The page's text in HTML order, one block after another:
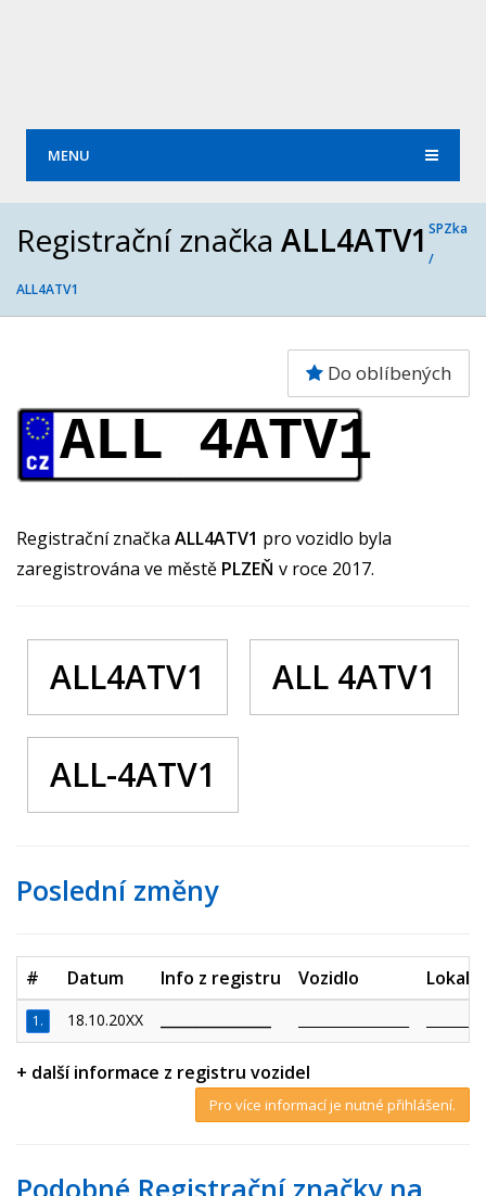
MENU
Registrační značka ALL4ATV1 SPZka
/
ALL4ATV1
Do oblíbených
ALL 4ATV1
Registrační značka ALL4ATV1 pro vozidlo byla
zaregistrována ve městě PLZEŇ v roce 2017.
ALL4ATV1 ALL 4ATV1
ALL-4ATV1
Poslední změny
# Datum Info z registru Vozidlo
1. 18.10.20XX
+ další informace z registru vozidel
Pro více informací je nutné přihlášení.
Podobné Registrační značky na